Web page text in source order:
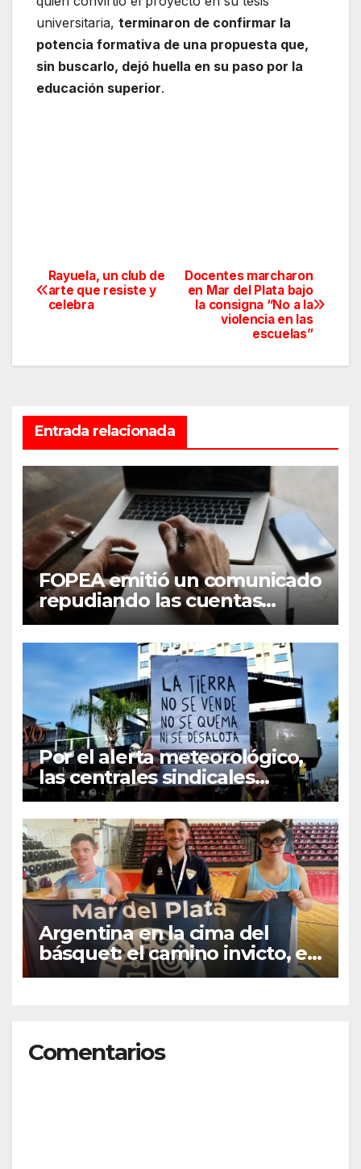
universitaria, terminaron de confirmar la
potencia formativa de una propuesta que,
sin buscarlo, dejó huella en su paso por la
educación superior.
Navegación
de
Docentes marcharon
en Mar del Plata bajo
la consigna “No a la
violencia en las
escuelas”
Rayuela, un club de
arte que resiste y
celebra
Entrada relacionada
FOPEA emitió un comunicado
repudiando las cuentas
pseudo periodísticas de
Instagram en Mar del Plata
Por el alerta meteorológico,
las centrales sindicales
suspendieron la convocatoria
contra la Ley de Tierras en
Mar del Plata
Argentina en la cima del
básquet: el camino invicto, el
esfuerzo familiar y la jugada
Comentarios